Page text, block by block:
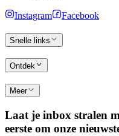
Instagram Facebook
Snelle links
Ontdek
Meer
Laat je inbox stralen
eerste om onze